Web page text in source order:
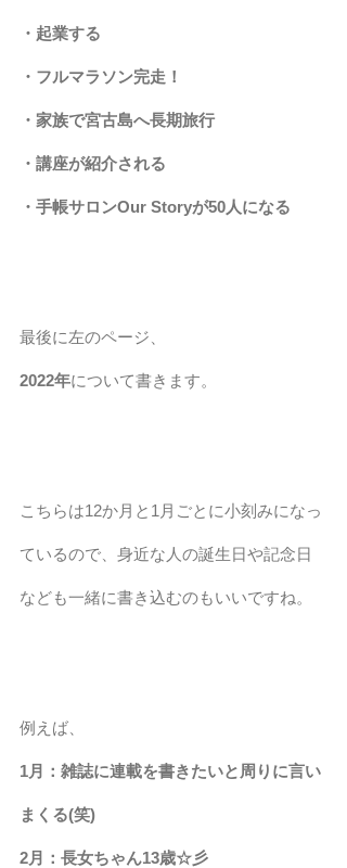
・起業する
・フルマラソン完走！
・家族で宮古島へ長期旅行
・講座が紹介される
・手帳サロンOur Storyが50人になる
最後に左のページ、
2022年について書きます。
こちらは12か月と1月ごとに小刻みになっ
ているので、身近な人の誕生日や記念日
なども一緒に書き込むのもいいですね。
例えば、
1月：雑誌に連載を書きたいと周りに言い
まくる(笑)
2月：長女ちゃん13歳☆彡